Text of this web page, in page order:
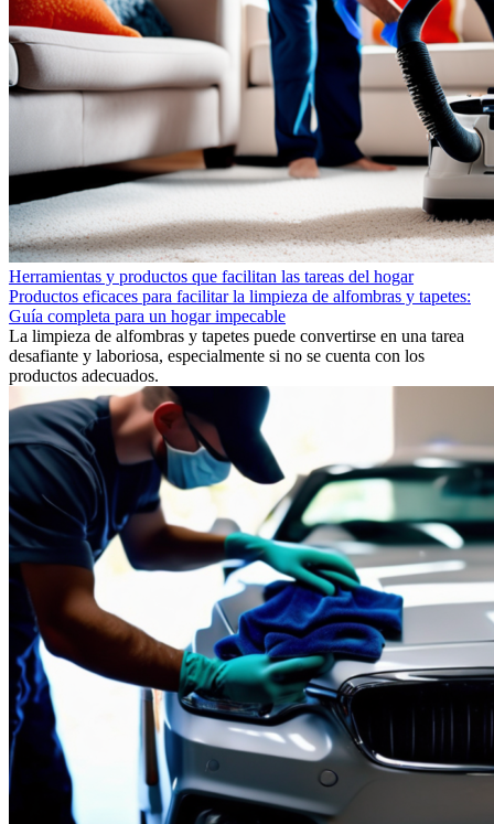
Herramientas y productos que facilitan las tareas del hogar
Productos eficaces para facilitar la limpieza de alfombras y tapetes:
Guía completa para un hogar impecable
La limpieza de alfombras y tapetes puede convertirse en una tarea
desafiante y laboriosa, especialmente si no se cuenta con los
productos adecuados.